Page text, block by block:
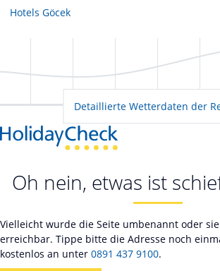
Hotels Göcek
Detaillierte Wetterdaten der
Oh nein, etwas ist
Vielleicht wurde die Seite umbenannt oder
erreichbar. Tippe bitte die Adresse noch
kostenlos an unter 0891 437 9100.